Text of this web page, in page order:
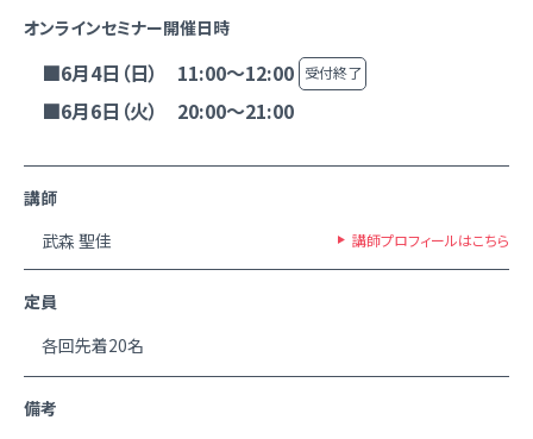
オンラインセミナー開催日時
■6月4日（日） 11:00～12:00 受付終了
■6月6日（火） 20:00～21:00
講師
武森 聖佳
講師プロフィールはこちら
定員
各回先着20名
備考